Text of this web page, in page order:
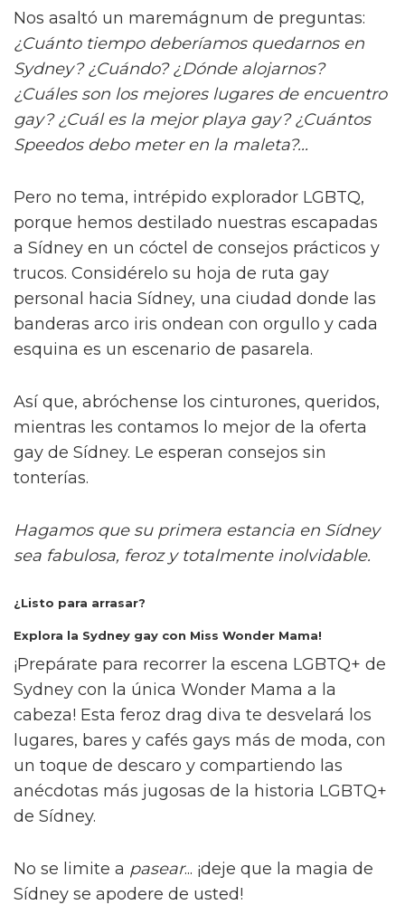
Nos asaltó un maremágnum de preguntas:
¿Cuánto tiempo deberíamos quedarnos en
Sydney? ¿Cuándo? ¿Dónde alojarnos?
¿Cuáles son los mejores lugares de encuentro
gay? ¿Cuál es la mejor playa gay? ¿Cuántos
Speedos debo meter en la maleta?...
Pero no tema, intrépido explorador LGBTQ,
porque hemos destilado nuestras escapadas
a Sídney en un cóctel de consejos prácticos y
trucos. Considérelo su hoja de ruta gay
personal hacia Sídney, una ciudad donde las
banderas arco iris ondean con orgullo y cada
esquina es un escenario de pasarela.
Así que, abróchense los cinturones, queridos,
mientras les contamos lo mejor de la oferta
gay de Sídney. Le esperan consejos sin
tonterías.
Hagamos que su primera estancia en Sídney
sea fabulosa, feroz y totalmente inolvidable.
¿Listo para arrasar?
Explora la Sydney gay con Miss Wonder Mama!
¡Prepárate para recorrer la escena LGBTQ+ de
Sydney con la única Wonder Mama a la
cabeza! Esta feroz drag diva te desvelará los
lugares, bares y cafés gays más de moda, con
un toque de descaro y compartiendo las
anécdotas más jugosas de la historia LGBTQ+
de Sídney.
No se limite a pasear... ¡deje que la magia de
Sídney se apodere de usted!